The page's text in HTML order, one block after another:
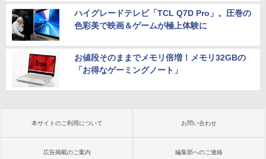
ハイグレードテレビ「TCL Q7D Pro」。圧巻の
色彩美で映画＆ゲームが極上体験に
お値段そのままでメモリ倍増！メモリ32GBの
「お得なゲーミングノート」
本サイトのご利用について お問い合わせ
広告掲載のご案内 編集部へのご連絡